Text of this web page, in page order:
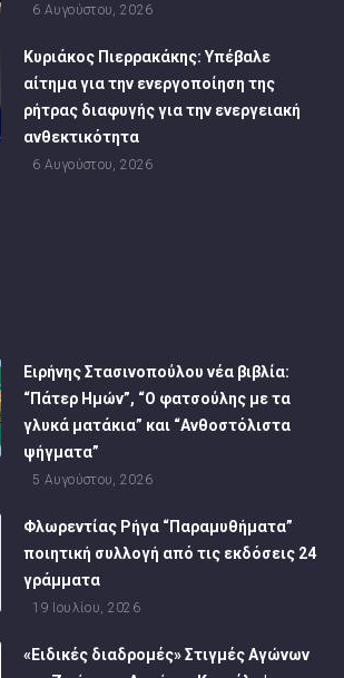
6 Αυγούστου, 2026
Κυριάκος Πιερρακάκης: Υπέβαλε
αίτημα για την ενεργοποίηση της
ρήτρας διαφυγής για την ενεργειακή
ανθεκτικότητα
6 Αυγούστου, 2026
Ειρήνης Στασινοπούλου νέα βιβλία:
“Πάτερ Ημών”, “Ο φατσούλης με τα
γλυκά ματάκια” και “Ανθοστόλιστα
ψήγματα”
5 Αυγούστου, 2026
Φλωρεντίας Ρήγα “Παραμυθήματα”
ποιητική συλλογή από τις εκδόσεις 24
γράμματα
19 Ιουλίου, 2026
«Ειδικές διαδρομές» Στιγμές Αγώνων